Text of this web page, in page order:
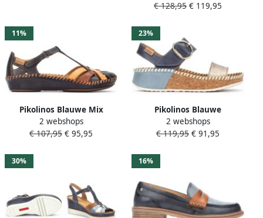
€ 128,95 € 119,95
11%
Pikolinos Blauwe Mix
Vallarta ssandaal
2 webshops
€ 107,95 € 95,95
23%
Pikolinos Blauwe
damessandaal
zomercollectie
2 webshops
€ 119,95 € 91,95
30% 16%